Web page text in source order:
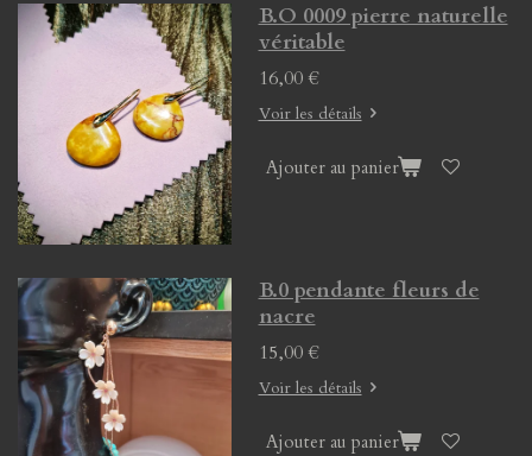
B.O 0009 pierre naturelle
véritable
16,00 €
Voir les détails
Ajouter au panier
B.0 pendante fleurs de
nacre
15,00 €
Voir les détails
Ajouter au panier